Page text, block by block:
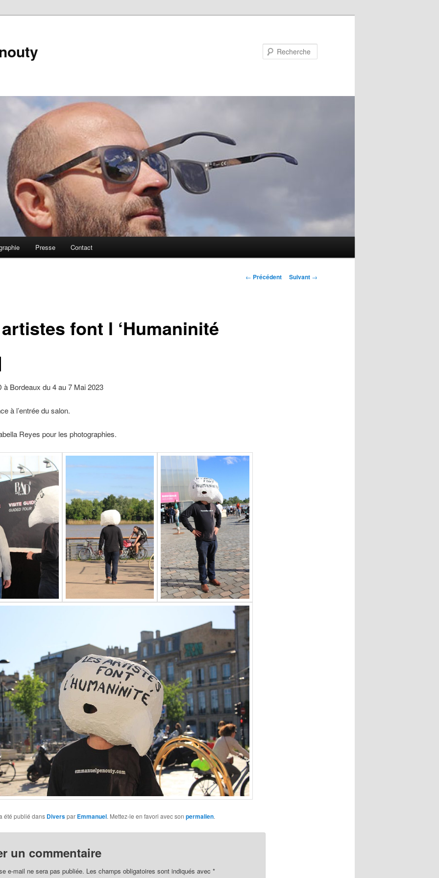
Presse Contact
Navigation
← Précédent Suivant →
font l ‘Humaninité
à Bordeaux du 4 au 7 Mai 2023
à l’entrée du salon.
Reyes pour les photographies.
été publié dans Diverspar Emmanuel. Mettez-le en favori avec son permalien.
un commentaire
e-mail ne sera pas publiée. Les champs obligatoires sont indiqués avec *